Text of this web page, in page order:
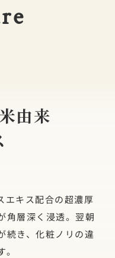
由来
エキス配合の超濃厚
角層深く浸透。翌朝
続き、化粧ノリの違